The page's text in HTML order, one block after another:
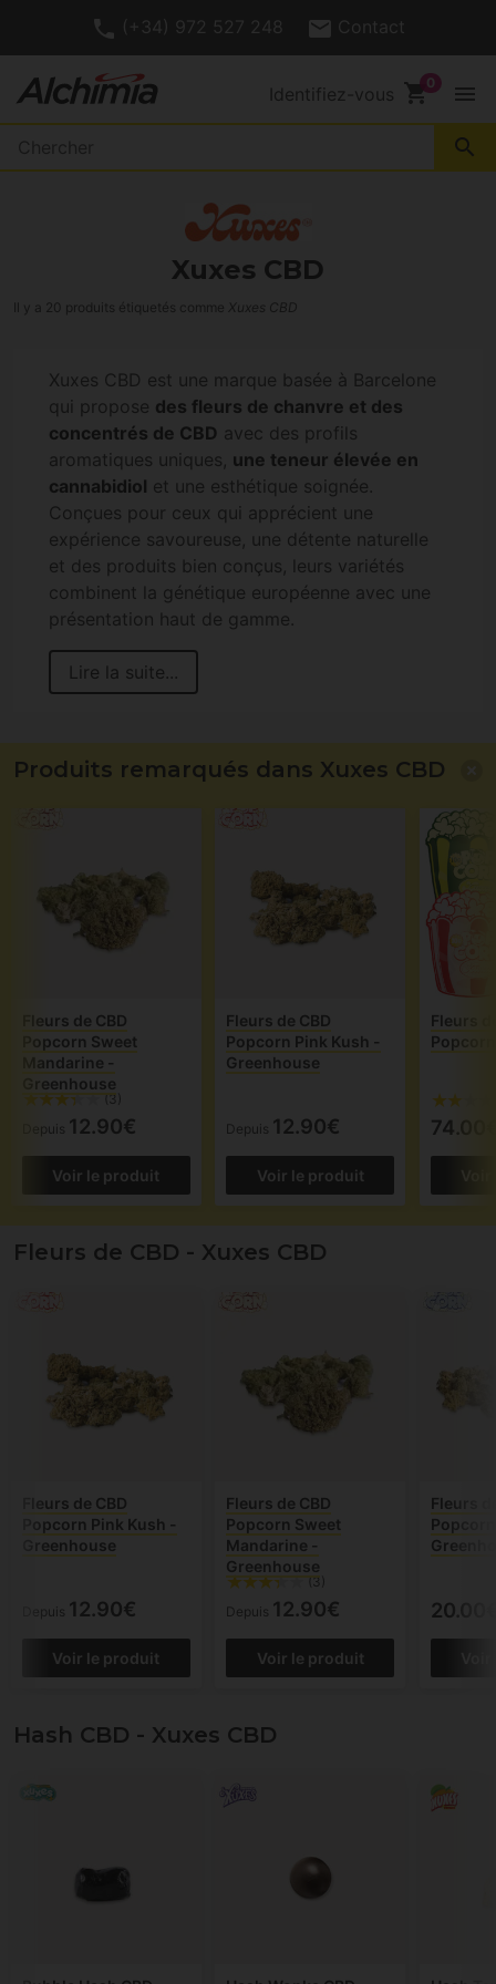
(+34) 972 527 248 Contact
Identifiez-vous shopping_cart menu
search
Xuxes CBD
Il y a 20 produits étiquetés comme Xuxes CBD
Xuxes CBD est une marque basée à Barcelone
qui propose des fleurs de chanvre et des
concentrés de CBD avec des profils
aromatiques uniques, une teneur élevée en
cannabidiol et une esthétique soignée.
Conçues pour ceux qui apprécient une
expérience savoureuse, une détente naturelle
et des produits bien conçus, leurs variétés
combinent la génétique européenne avec une
présentation haut de gamme.
Lire la suite...
Produits remarqués dans Xuxes CBD
Fleurs de CBD
Popcorn Sweet
Mandarine -
Greenhouse
(3)
Depuis 12.90€
Voir le produit
Fleurs de CBD
Popcorn Pink Kush -
Greenhouse
Depuis 12.90€
Voir le produit
Fleurs
Fleurs de CBD - Xuxes CBD
Fleurs de CBD
Popcorn Pink Kush -
Greenhouse
Depuis 12.90€
Voir le produit
Fleurs de CBD
Popcorn Sweet
Mandarine -
Greenhouse
(3)
Depuis 12.90€
Voir le produit
Fleurs
Hash CBD - Xuxes CBD